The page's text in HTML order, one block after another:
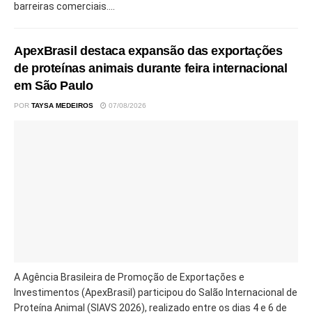
barreiras comerciais....
ApexBrasil destaca expansão das exportações
de proteínas animais durante feira internacional
em São Paulo
POR TAYSA MEDEIROS 07/08/2026
A Agência Brasileira de Promoção de Exportações e
Investimentos (ApexBrasil) participou do Salão Internacional de
Proteína Animal (SIAVS 2026), realizado entre os dias 4 e 6 de